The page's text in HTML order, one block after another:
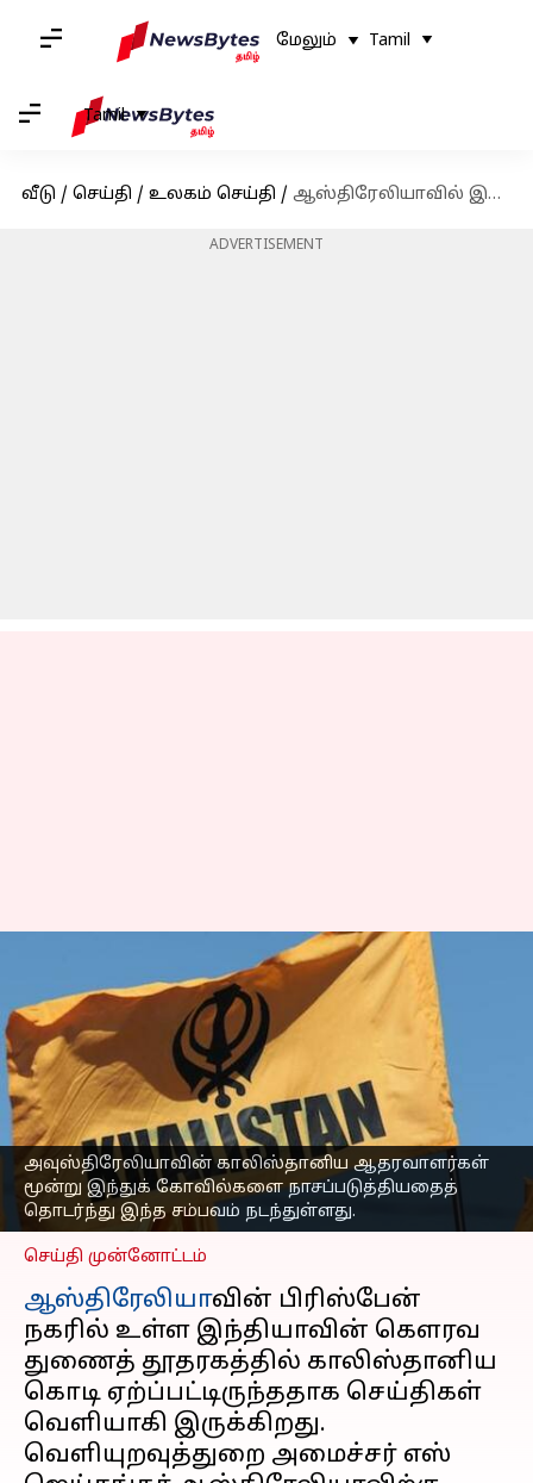
மேலும் Tamil
Tamil
வீடு / செய்தி / உலகம் செய்தி / ஆஸ்திரேலியாவில் இருக்கும் இந்திய துணைத் தூதரகத்தில் காலிஸ்தானி ஆதரவாளர்கள் அட்டூழியம்
ADVERTISEMENT
அவுஸ்திரேலியாவின் காலிஸ்தானிய ஆதரவாளர்கள்
மூன்று இந்துக் கோவில்களை நாசப்படுத்தியதைத்
தொடர்ந்து இந்த சம்பவம் நடந்துள்ளது.
ஆஸ்திரேலியாவில்
இருக்கும் இந்திய
துணைத் தூதரகத்தில்
காலிஸ்தானி
ஆதரவாளர்கள்
அட்டூழியம்
எழுதியவர் Sindhuja SM Feb 24, 2023 05:46 pm
செய்தி முன்னோட்டம்
ஆஸ்திரேலியாவின் பிரிஸ்பேன்
நகரில் உள்ள இந்தியாவின் கெளரவ
துணைத் தூதரகத்தில் காலிஸ்தானிய
கொடி ஏற்ப்பட்டிருந்ததாக செய்திகள்
வெளியாகி இருக்கிறது.
வெளியுறவுத்துறை அமைச்சர் எஸ்